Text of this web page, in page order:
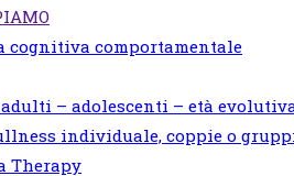
cognitiva comportamentale
– adolescenti – età
individuale, coppie o
Therapy